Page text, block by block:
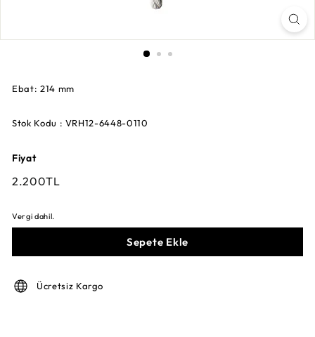
Ebat: 214 mm
Stok Kodu : VRH12-6448-0110
Fiyat
Fiyat
2.200TL2.200TL
Vergi dahil.
Sepete Ekle
Ücretsiz Kargo